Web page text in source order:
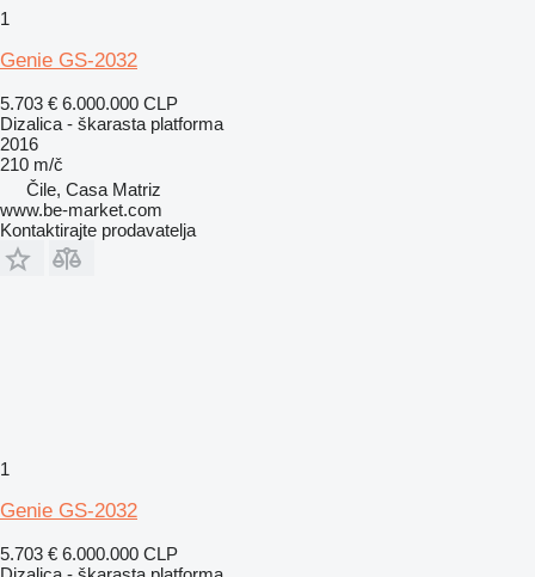
1
Genie GS-2032
5.703 € 6.000.000 CLP
Dizalica - škarasta platforma
2016
210 m/č
Čile, Casa Matriz
www.be-market.com
Kontaktirajte prodavatelja
1
Genie GS-2032
5.703 € 6.000.000 CLP